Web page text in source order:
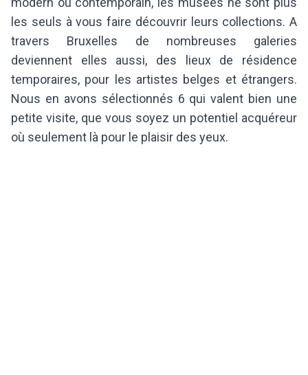
les seuls à vous faire découvrir leurs collections. A
travers Bruxelles de nombreuses galeries
deviennent elles aussi, des lieux de résidence
temporaires, pour les artistes belges et étrangers.
Nous en avons sélectionnés 6 qui valent bien une
petite visite, que vous soyez un potentiel acquéreur
où seulement là pour le plaisir des yeux.